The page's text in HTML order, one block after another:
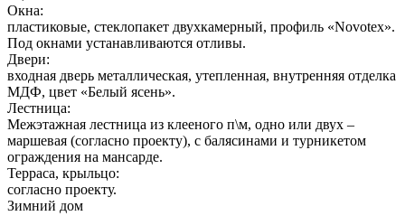
Окна:
пластиковые, стеклопакет двухкамерный, профиль «Novotex».
Под окнами устанавливаются отливы.
Двери:
входная дверь металлическая, утепленная, внутренняя отделка
МДФ, цвет «Белый ясень».
Лестница:
Межэтажная лестница из клееного п\м, одно или двух –
маршевая (согласно проекту), с балясинами и турникетом
ограждения на мансарде.
Терраса, крыльцо:
согласно проекту.
Зимний дом